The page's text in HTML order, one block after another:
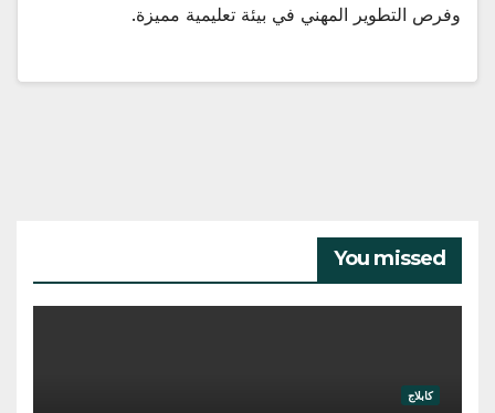
وفرص التطوير المهني في بيئة تعليمية مميزة.
You missed
كابلاج